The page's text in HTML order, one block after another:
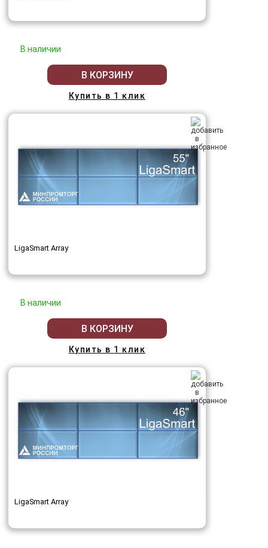
В наличии
В КОРЗИНУ
Купить в 1 клик
LigaSmart Array
В наличии
В КОРЗИНУ
Купить в 1 клик
LigaSmart Array